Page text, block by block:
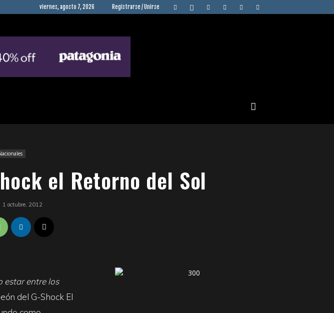
viernes, agosto 7, 2026 Registrarse / Unirse
el Retorno del Sol
1 octubre, 2012
estar entre los
del G-Shock El